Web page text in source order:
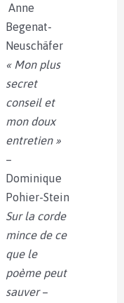
Anne
Begenat-
Neuschäfer
« Mon plus
secret
conseil et
mon doux
entretien »
–
Dominique
Pohier-Stein
Sur la corde
mince de ce
que le
poème peut
sauver–